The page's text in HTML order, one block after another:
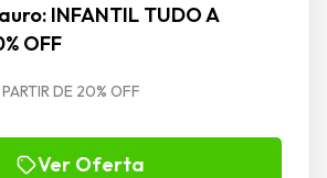
INFANTIL TUDO A
OFF
DE 20% OFF
Ver Oferta